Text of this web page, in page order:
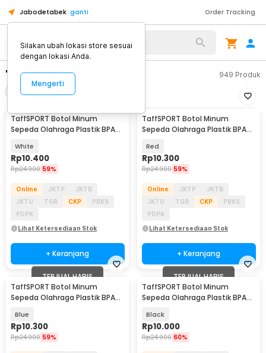
Jabodetabek ganti Order Tracking
"botol minum sepeda" 949 Produk
Urutkan
TaffSPORT Botol Minum
Sepeda Olahraga Plastik BPA
White
Rp10.400
Rp24.900 59%
Online JKTP
JKTB
JKTU
TGR CKP
PBKS
PDPK
Lihat Ketersediaan Stok
+ Keranjang
TaffSPORT Botol Minum
Sepeda Olahraga Plastik BPA
Red
Rp10.300
Rp24.900 59%
Online JKTP
JKTB
JKTU
TGR CKP
PBKS
PDPK
Lihat Ketersediaan Stok
+ Keranjang
TERJUAL HABIS
TaffSPORT Botol Minum
Sepeda Olahraga Plastik BPA
Blue
Rp10.300
Rp24.900 59%
TERJUAL HABIS
TaffSPORT Botol Minum
Sepeda Olahraga Plastik BPA
Black
Rp10.000
Rp24.900 60%
Silakan ubah lokasi store sesuai
dengan lokasi Anda.
Mengerti